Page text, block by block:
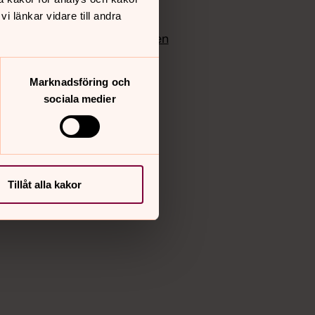
länkar vidare till andra
Marknadsföring och
sociala medier
Tillåt alla kakor
Instagram
Vimeo
Bloggportalen